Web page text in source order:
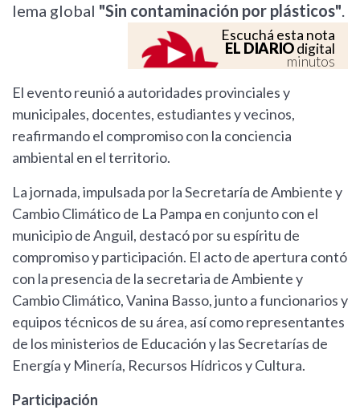
lema global "Sin contaminación por plásticos".
Escuchá esta nota
EL DIARIOdigital
minutos
El evento reunió a autoridades provinciales y
municipales, docentes, estudiantes y vecinos,
reafirmando el compromiso con la conciencia
ambiental en el territorio.
La jornada, impulsada por la Secretaría de Ambiente y
Cambio Climático de La Pampa en conjunto con el
municipio de Anguil, destacó por su espíritu de
compromiso y participación. El acto de apertura contó
con la presencia de la secretaria de Ambiente y
Cambio Climático, Vanina Basso, junto a funcionarios y
equipos técnicos de su área, así como representantes
de los ministerios de Educación y las Secretarías de
Energía y Minería, Recursos Hídricos y Cultura.
Participación